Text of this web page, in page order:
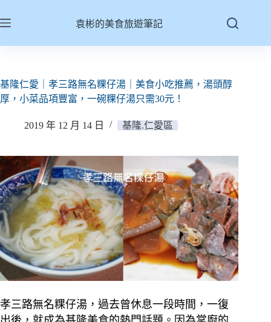
至
容
袁彬的美食旅遊筆記
基隆仁愛｜孝三路無名粿仔湯｜美食小吃推薦，湯頭醇
厚，小菜品項豐富，一碗粿仔湯只需30元！
2019 年 12 月 14 日 基隆.仁愛區
孝三路無名粿仔湯，過去曾休息一段時間，一復